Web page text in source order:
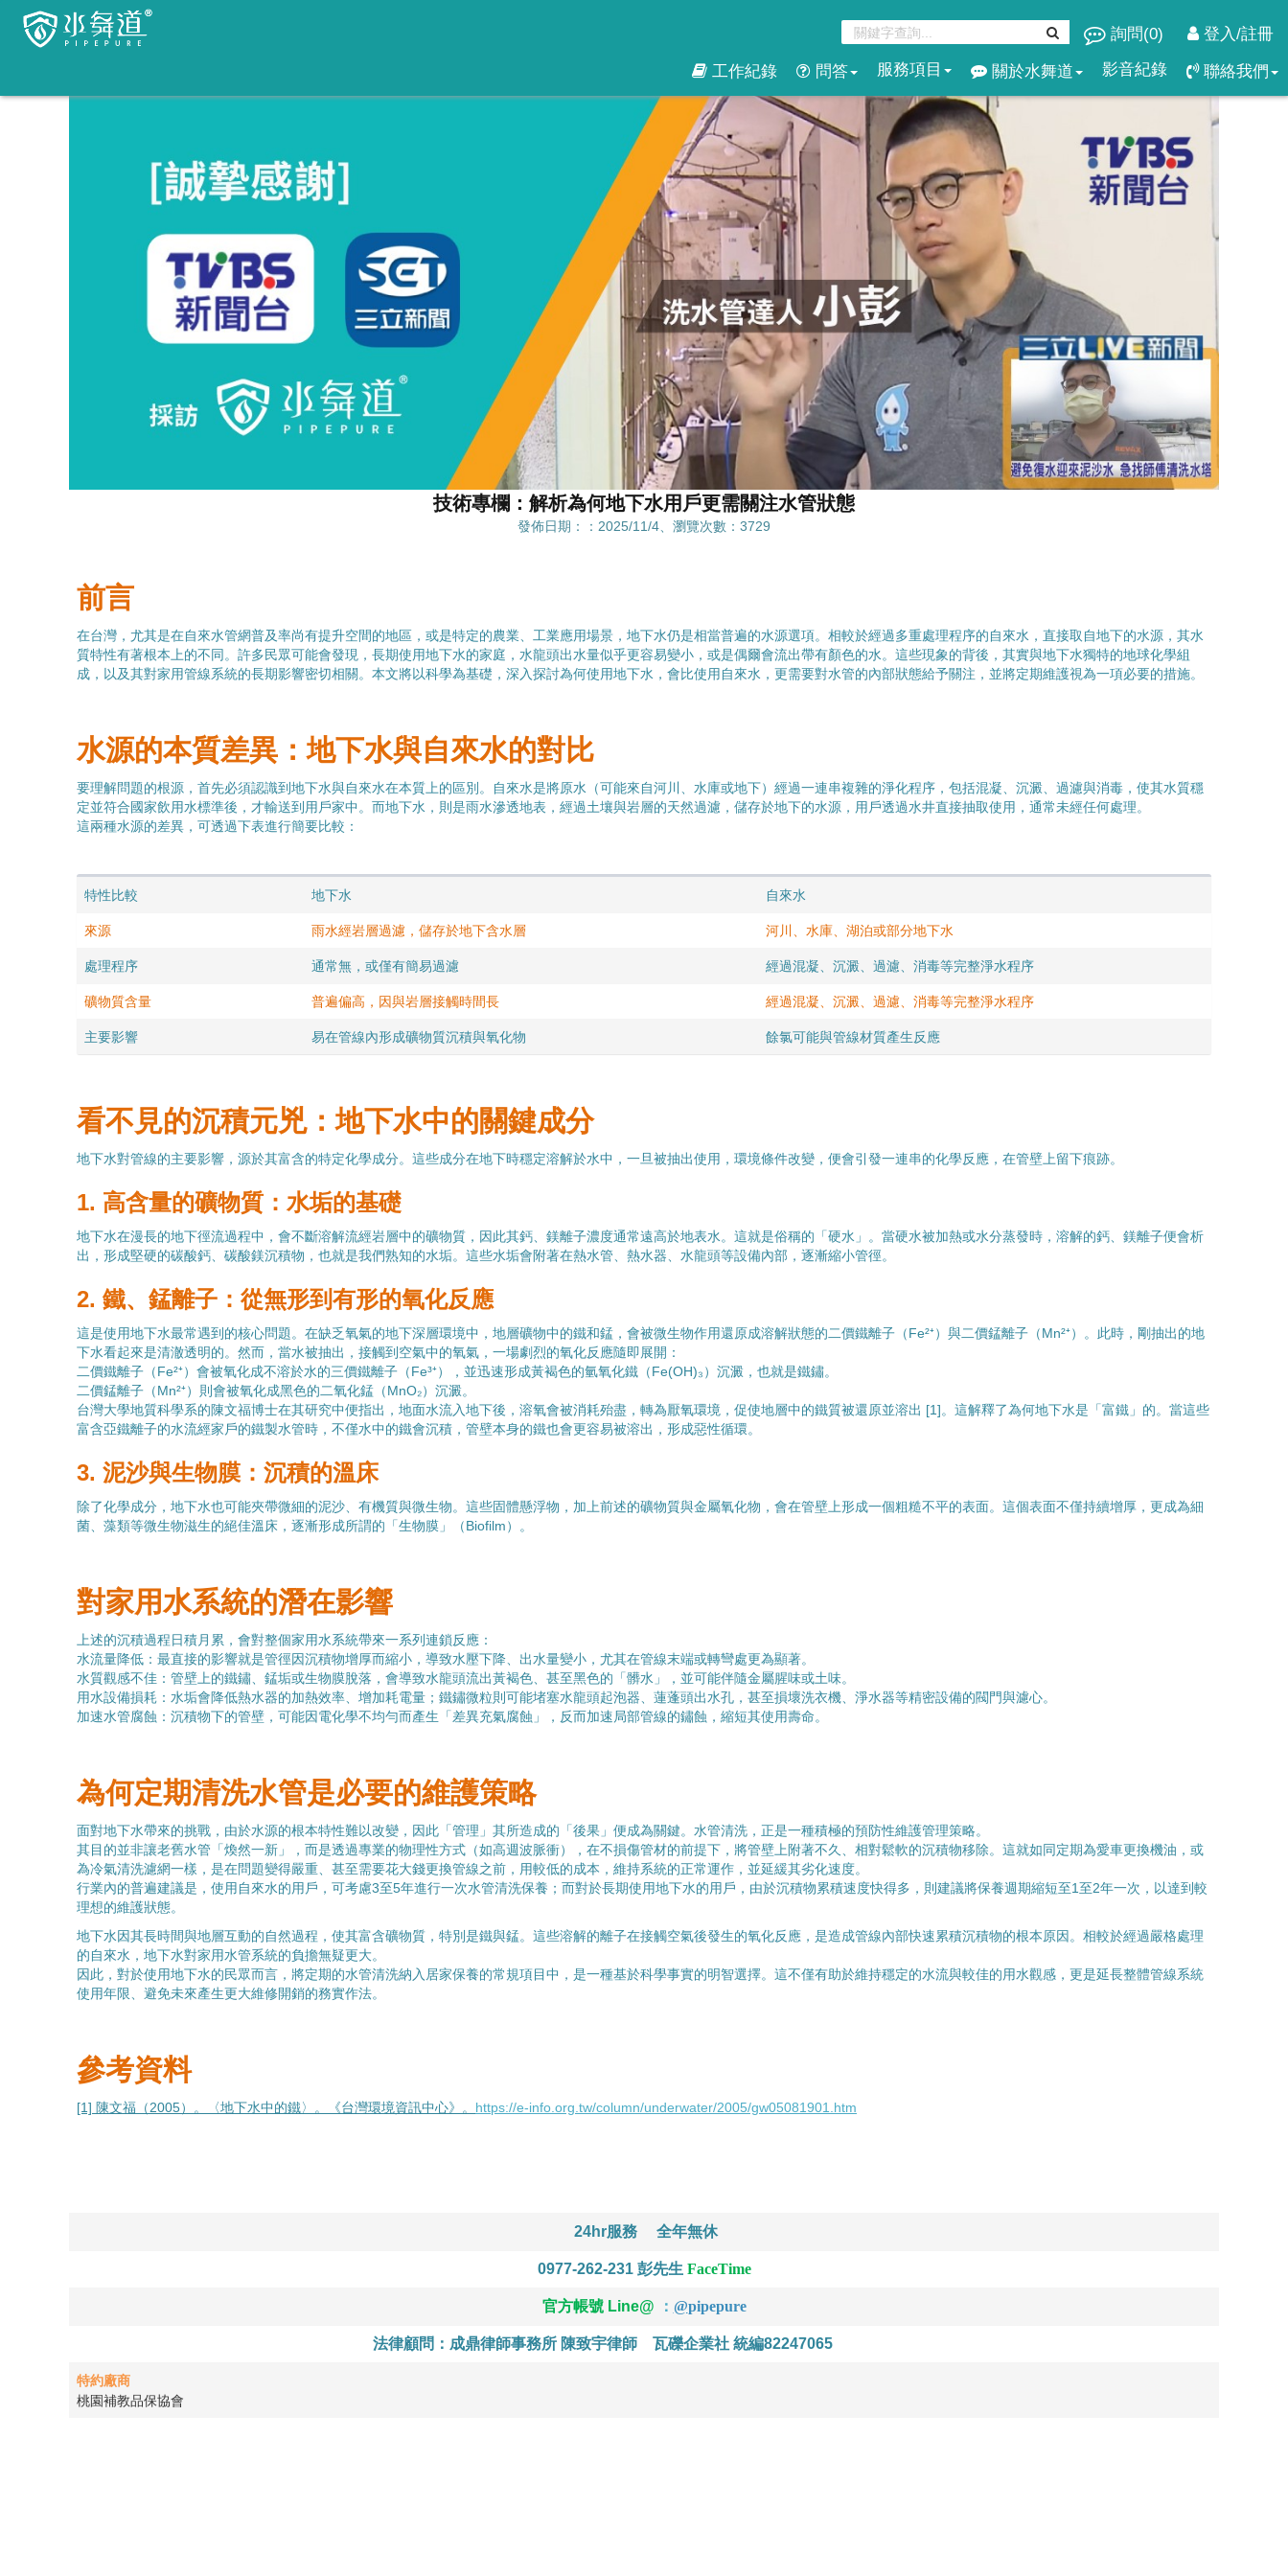
詢問(0) 登入/註冊
工作紀錄 問答 服務項目 關於水舞道 影音紀錄 聯絡我們
技術專欄：解析為何地下水用戶更需關注水管狀態
發佈日期：：2025/11/4、瀏覽次數：3729
前言
在台灣，尤其是在自來水管網普及率尚有提升空間的地區，或是特定的農業、工業應用場景，地下水仍是相當普遍的水源選項。相較於經過多重處理程序的自來水，直接取自地下的水源，其水
質特性有著根本上的不同。許多民眾可能會發現，長期使用地下水的家庭，水龍頭出水量似乎更容易變小，或是偶爾會流出帶有顏色的水。這些現象的背後，其實與地下水獨特的地球化學組
成，以及其對家用管線系統的長期影響密切相關。本文將以科學為基礎，深入探討為何使用地下水，會比使用自來水，更需要對水管的內部狀態給予關注，並將定期維護視為一項必要的措施。
水源的本質差異：地下水與自來水的對比
要理解問題的根源，首先必須認識到地下水與自來水在本質上的區別。自來水是將原水（可能來自河川、水庫或地下）經過一連串複雜的淨化程序，包括混凝、沉澱、過濾與消毒，使其水質穩
定並符合國家飲用水標準後，才輸送到用戶家中。而地下水，則是雨水滲透地表，經過土壤與岩層的天然過濾，儲存於地下的水源，用戶透過水井直接抽取使用，通常未經任何處理。
這兩種水源的差異，可透過下表進行簡要比較：
特性比較 地下水 自來水
來源 雨水經岩層過濾，儲存於地下含水層 河川、水庫、湖泊或部分地下水
處理程序 通常無，或僅有簡易過濾 經過混凝、沉澱、過濾、消毒等完整淨水程序
礦物質含量 普遍偏高，因與岩層接觸時間長 經過混凝、沉澱、過濾、消毒等完整淨水程序
主要影響 易在管線內形成礦物質沉積與氧化物 餘氯可能與管線材質產生反應
看不見的沉積元兇：地下水中的關鍵成分
地下水對管線的主要影響，源於其富含的特定化學成分。這些成分在地下時穩定溶解於水中，一旦被抽出使用，環境條件改變，便會引發一連串的化學反應，在管壁上留下痕跡。
1. 高含量的礦物質：水垢的基礎
地下水在漫長的地下徑流過程中，會不斷溶解流經岩層中的礦物質，因此其鈣、鎂離子濃度通常遠高於地表水。這就是俗稱的「硬水」。當硬水被加熱或水分蒸發時，溶解的鈣、鎂離子便會析
出，形成堅硬的碳酸鈣、碳酸鎂沉積物，也就是我們熟知的水垢。這些水垢會附著在熱水管、熱水器、水龍頭等設備內部，逐漸縮小管徑。
2. 鐵、錳離子：從無形到有形的氧化反應
這是使用地下水最常遇到的核心問題。在缺乏氧氣的地下深層環境中，地層礦物中的鐵和錳，會被微生物作用還原成溶解狀態的二價鐵離子（Fe²⁺）與二價錳離子（Mn²⁺）。此時，剛抽出的地
下水看起來是清澈透明的。然而，當水被抽出，接觸到空氣中的氧氣，一場劇烈的氧化反應隨即展開：
二價鐵離子（Fe²⁺）會被氧化成不溶於水的三價鐵離子（Fe³⁺），並迅速形成黃褐色的氫氧化鐵（Fe(OH)₃）沉澱，也就是鐵鏽。
二價錳離子（Mn²⁺）則會被氧化成黑色的二氧化錳（MnO₂）沉澱。
台灣大學地質科學系的陳文福博士在其研究中便指出，地面水流入地下後，溶氧會被消耗殆盡，轉為厭氧環境，促使地層中的鐵質被還原並溶出 [1]。這解釋了為何地下水是「富鐵」的。當這些
富含亞鐵離子的水流經家戶的鐵製水管時，不僅水中的鐵會沉積，管壁本身的鐵也會更容易被溶出，形成惡性循環。
3. 泥沙與生物膜：沉積的溫床
除了化學成分，地下水也可能夾帶微細的泥沙、有機質與微生物。這些固體懸浮物，加上前述的礦物質與金屬氧化物，會在管壁上形成一個粗糙不平的表面。這個表面不僅持續增厚，更成為細
菌、藻類等微生物滋生的絕佳溫床，逐漸形成所謂的「生物膜」（Biofilm）。
對家用水系統的潛在影響
上述的沉積過程日積月累，會對整個家用水系統帶來一系列連鎖反應：
水流量降低：最直接的影響就是管徑因沉積物增厚而縮小，導致水壓下降、出水量變小，尤其在管線末端或轉彎處更為顯著。
水質觀感不佳：管壁上的鐵鏽、錳垢或生物膜脫落，會導致水龍頭流出黃褐色、甚至黑色的「髒水」，並可能伴隨金屬腥味或土味。
用水設備損耗：水垢會降低熱水器的加熱效率、增加耗電量；鐵鏽微粒則可能堵塞水龍頭起泡器、蓮蓬頭出水孔，甚至損壞洗衣機、淨水器等精密設備的閥門與濾心。
加速水管腐蝕：沉積物下的管壁，可能因電化學不均勻而產生「差異充氣腐蝕」，反而加速局部管線的鏽蝕，縮短其使用壽命。
為何定期清洗水管是必要的維護策略
面對地下水帶來的挑戰，由於水源的根本特性難以改變，因此「管理」其所造成的「後果」便成為關鍵。水管清洗，正是一種積極的預防性維護管理策略。
其目的並非讓老舊水管「煥然一新」，而是透過專業的物理性方式（如高週波脈衝），在不損傷管材的前提下，將管壁上附著不久、相對鬆軟的沉積物移除。這就如同定期為愛車更換機油，或
為冷氣清洗濾網一樣，是在問題變得嚴重、甚至需要花大錢更換管線之前，用較低的成本，維持系統的正常運作，並延緩其劣化速度。
行業內的普遍建議是，使用自來水的用戶，可考慮3至5年進行一次水管清洗保養；而對於長期使用地下水的用戶，由於沉積物累積速度快得多，則建議將保養週期縮短至1至2年一次，以達到較
理想的維護狀態。
地下水因其長時間與地層互動的自然過程，使其富含礦物質，特別是鐵與錳。這些溶解的離子在接觸空氣後發生的氧化反應，是造成管線內部快速累積沉積物的根本原因。相較於經過嚴格處理
的自來水，地下水對家用水管系統的負擔無疑更大。
因此，對於使用地下水的民眾而言，將定期的水管清洗納入居家保養的常規項目中，是一種基於科學事實的明智選擇。這不僅有助於維持穩定的水流與較佳的用水觀感，更是延長整體管線系統
使用年限、避免未來產生更大維修開銷的務實作法。
參考資料
[1] 陳文福（2005）。〈地下水中的鐵〉。《台灣環境資訊中心》。 https://e-info.org.tw/column/underwater/2005/gw05081901.htm
24hr服務 全年無休
0977-262-231 彭先生 FaceTime
官方帳號 Line@ ： @pipepure
法律顧問：成鼎律師事務所 陳致宇律師 瓦礫企業社 統編82247065
特約廠商
桃園補教品保協會